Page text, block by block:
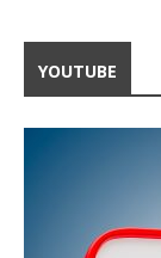
YOUTUBE